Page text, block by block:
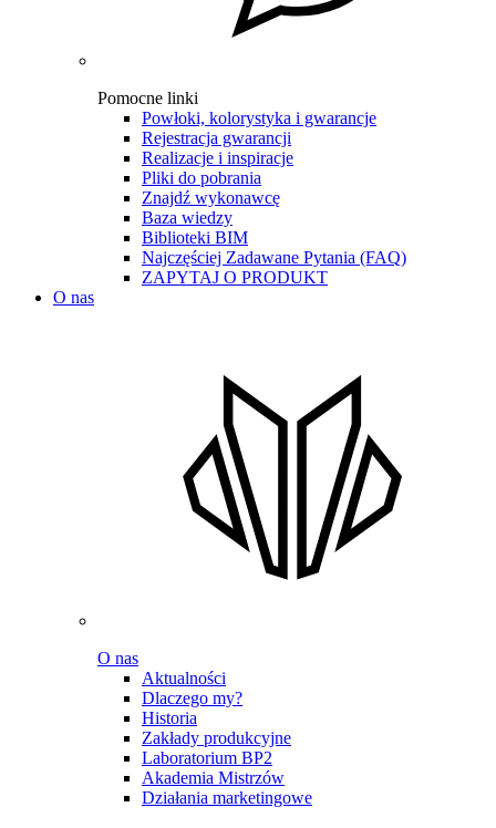
Pomocne linki
Powłoki, kolorystyka i gwarancje
Rejestracja gwarancji
Realizacje i inspiracje
Pliki do pobrania
Znajdź wykonawcę
Baza wiedzy
Biblioteki BIM
Najczęściej Zadawane Pytania (FAQ)
ZAPYTAJ O PRODUKT
O nas
O nas
Aktualności
Dlaczego my?
Historia
Zakłady produkcyjne
Laboratorium BP2
Akademia Mistrzów
Działania marketingowe